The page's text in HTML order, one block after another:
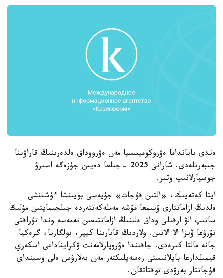
ەندى بايانداما ەۋروكوميسسيا مەن ەۋرووداق ەلدەرىنىڭ قاراۋىنا
جىبەرىلەدى. شارانى 2025 -جىلعا دەيىن جۇزەگە اسىرۋ
جوسپارلانىپ وتىر.
ايتا كەتەيىك، «التىن قۇجات» جۇيەسى بويىنشا ءۇشىنشى
ەلدىڭ ازاماتتارى ۇيىمعا مۇشە مەملەكەتتەردە جىلجىمايتىن مۇلىك
ساتىپ الۋ ارقىلى وداق ەلىنىڭ ازاماتتىعىن نەمەسە وندا تۇراقتى
تۇرۋعا ۆيزا الا الاتىن. ولاردىڭ قاتارىنا كيپر، بولگاريا، گرەكيا
جانە مالتا كىرەدى. جاقىندا ەۋروپارلامەنت ۋكرايناداعى اسكەري
قيمىلدارعا بايلانىستى رەسەيلىكتەر مەن بەلارۋس ەلى وسىنداي
قۇجاتتار بەرۋدى توقتاتقان.